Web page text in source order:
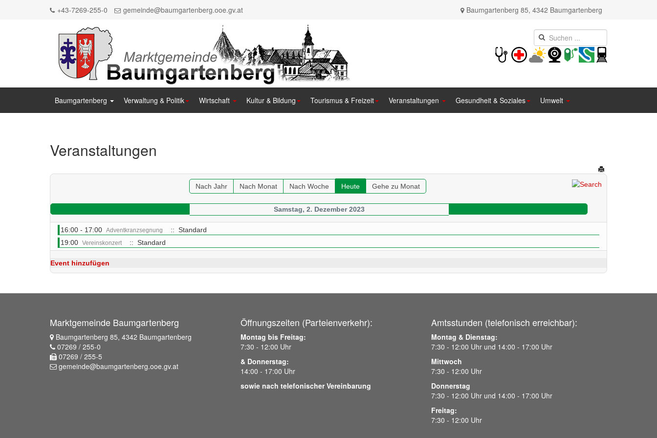
Sitemap anzeigen
+43-7269-255-0 gemeinde@baumgartenberg.ooe.gv.at Baumgartenberg 85, 4342 Baumgartenberg
Baumgartenberg Verwaltung & Politik Wirtschaft Kultur & Bildung Tourismus & Freizeit Veranstaltungen Gesundheit & Soziales Umwelt
Veranstaltungen
Nach Jahr Nach Monat Nach Woche Heute Gehe zu Monat
Samstag, 2. Dezember 2023
16:00 - 17:00 Adventkranzsegnung
:: Standard
19:00 Vereinskonzert :: Standard
Event hinzufügen
Marktgemeinde Baumgartenberg
Baumgartenberg 85, 4342 Baumgartenberg
07269 / 255-0
07269 / 255-5
gemeinde@baumgartenberg.ooe.gv.at
Öffnungszeiten (Parteienverkehr):
Montag bis Freitag:
7:30 - 12:00 Uhr
& Donnerstag:
14:00 - 17:00 Uhr
sowie nach telefonischer Vereinbarung
Amtsstunden (telefonisch erreichbar):
Montag & Dienstag:
7:30 - 12:00 Uhr und 14:00 - 17:00 Uhr
Mittwoch
7:30 - 12:00 Uhr
Donnerstag
7:30 - 12:00 Uhr und 14:00 - 17:00 Uhr
Freitag:
7:30 - 12:00 Uhr